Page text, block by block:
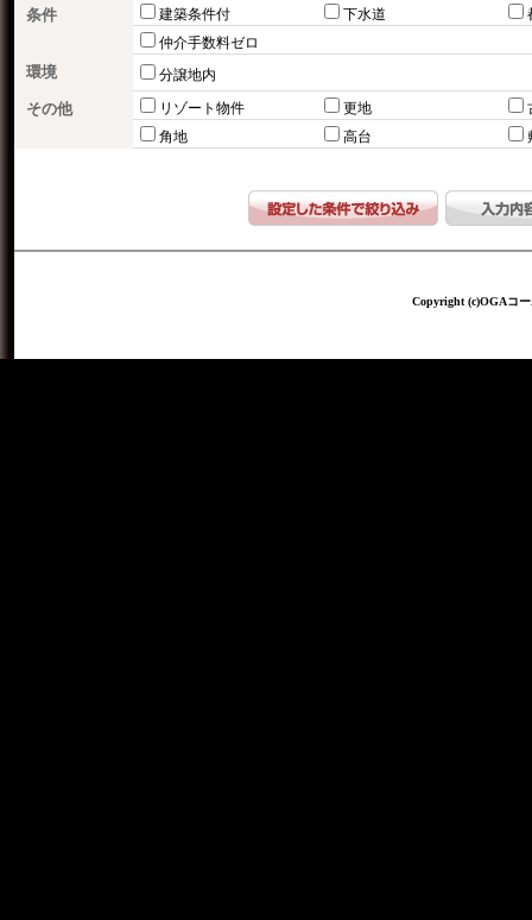
条件 建築条件付 下水道
仲介手数料ゼロ
環境 分譲地内
その他 リゾート物件 更地
角地
高台
Copyright (c)OGAコ